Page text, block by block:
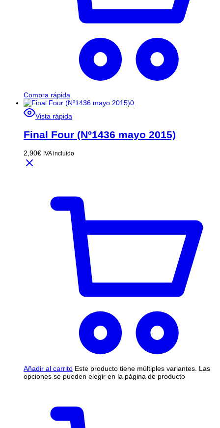
Compra rápida
Vista rápida
Final Four (Nº1436 mayo 2015)
2,90€ IVA incluido
Añadir al carrito Este producto tiene múltiples variantes. Las
opciones se pueden elegir en la página de producto